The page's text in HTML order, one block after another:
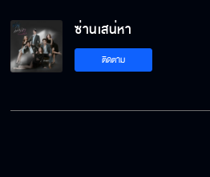
อย่ามายุ่งกับฉันอีก
ซ่านเสน่หา
ติดตาม